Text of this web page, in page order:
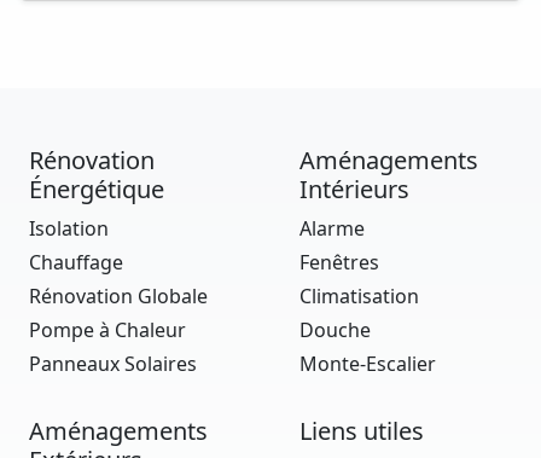
Rénovation
Énergétique
Isolation
Chauffage
Rénovation Globale
Pompe à Chaleur
Panneaux Solaires
Aménagements
Intérieurs
Alarme
Fenêtres
Climatisation
Douche
Monte-Escalier
Aménagements
Liens utiles